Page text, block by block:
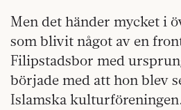
Men det händer mycket i
som blivit något av en
Filipstadsbor med
började med att hon blev
Islamska